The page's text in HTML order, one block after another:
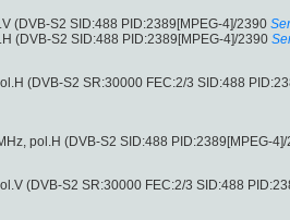
(DVB-S2 SID:488 PID:2389[MPEG-4]/2390
(DVB-S2 SID:488 PID:2389[MPEG-4]/2390
(DVB-S2 SR:30000 FEC:2/3 SID:488
pol.H (DVB-S2 SID:488 PID:2389[MPEG-
(DVB-S2 SR:30000 FEC:2/3 SID:488